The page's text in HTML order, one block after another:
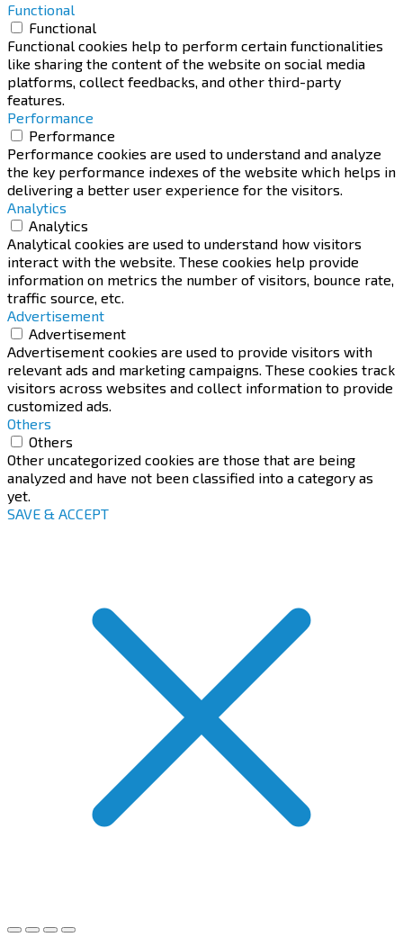
Functional
Functional
Functional cookies help to perform certain functionalities
like sharing the content of the website on social media
platforms, collect feedbacks, and other third-party
features.
Performance
Performance
Performance cookies are used to understand and analyze
the key performance indexes of the website which helps in
delivering a better user experience for the visitors.
Analytics
Analytics
Analytical cookies are used to understand how visitors
interact with the website. These cookies help provide
information on metrics the number of visitors, bounce rate,
traffic source, etc.
Advertisement
Advertisement
Advertisement cookies are used to provide visitors with
relevant ads and marketing campaigns. These cookies track
visitors across websites and collect information to provide
customized ads.
Others
Others
Other uncategorized cookies are those that are being
analyzed and have not been classified into a category as
yet.
SAVE & ACCEPT